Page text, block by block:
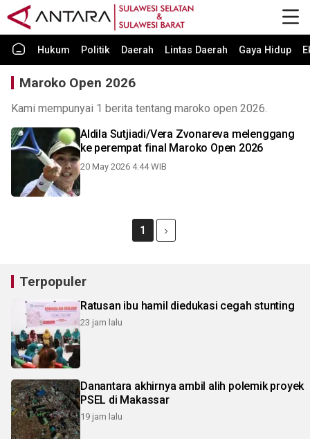
Hukum Politik Daerah Lintas Daerah Gaya Hidup
Maroko Open 2026
Kami mempunyai 1 berita tentang maroko open 2026.
Aldila Sutjiadi/Vera Zvonareva melenggang
ke perempat final Maroko Open 2026
20 May 2026 4:44 WIB
1
Terpopuler
Ratusan ibu hamil diedukasi cegah stunting
23 jam lalu
Danantara akhirnya ambil alih polemik proyek
PSEL di Makassar
19 jam lalu